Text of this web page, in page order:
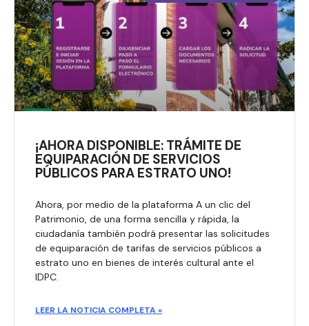
¡AHORA DISPONIBLE: TRÁMITE DE
EQUIPARACIÓN DE SERVICIOS
PÚBLICOS PARA ESTRATO UNO!
Ahora, por medio de la plataforma A un clic del
Patrimonio, de una forma sencilla y rápida, la
ciudadanía también podrá presentar las solicitudes
de equiparación de tarifas de servicios públicos a
estrato uno en bienes de interés cultural ante el
IDPC.
LEER LA NOTICIA COMPLETA »